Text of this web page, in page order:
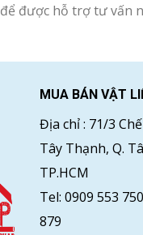
để được hỗ trợ tư vấn
MUA BÁN VẬT
Địa chỉ : 71/3
Tây Thạnh, Q.
TP.HCM
Tel: 0909 553 750
879